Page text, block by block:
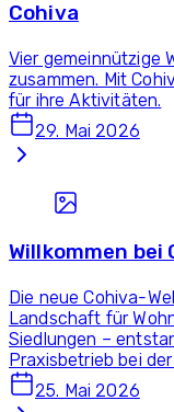
Cohiva
Vier gemeinnützige
zusammen. Mit
für ihre Aktivitäten.
29. Mai 2026
Willkommen bei
Die neue Cohiva-
Landschaft für
Siedlungen –
Praxisbetrieb bei
25. Mai 2026